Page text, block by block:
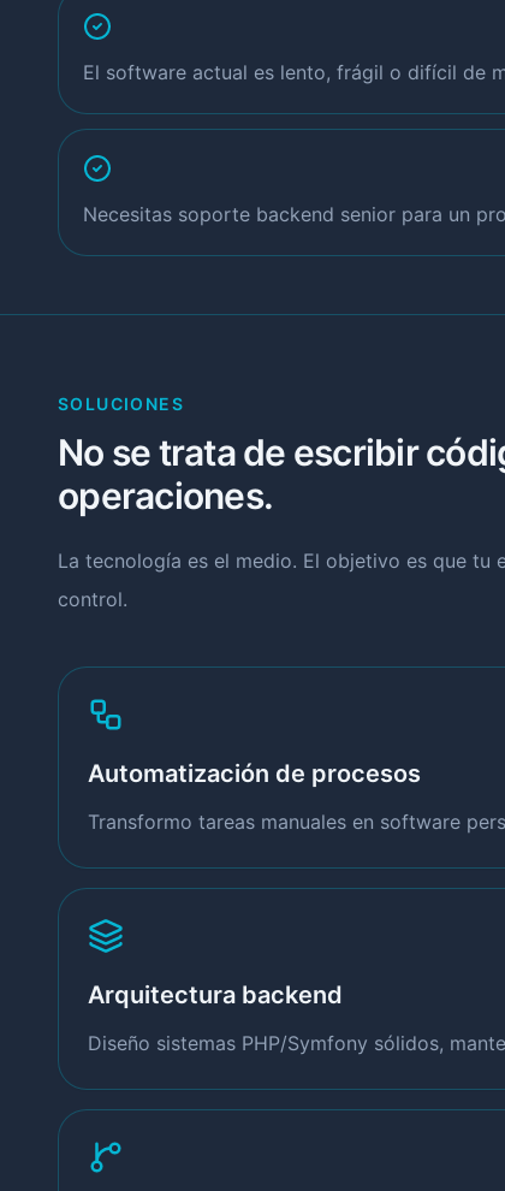
El software actual es lento, frágil o difícil de
Necesitas soporte backend senior para un
SOLUCIONES
No se trata de escribir
operaciones.
La tecnología es el medio. El objetivo es que tu
control.
Automatización de procesos
Transformo tareas manuales en software
Arquitectura backend
Diseño sistemas PHP/Symfony sólidos,